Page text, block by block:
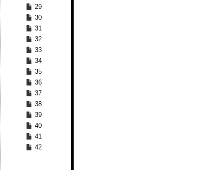
29
30
31
32
33
34
35
36
37
38
39
40
41
42